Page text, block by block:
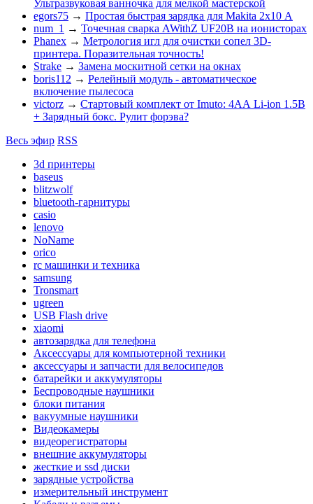
Ультразвуковая ванночка для мелкой мастерской
egors75 → Простая быстрая зарядка для Makita 2х10 А
num_1 → Точечная сварка AWithZ UF20B на ионисторах
Phanex → Метрология игл для очистки сопел 3D-
принтера. Поразительная точность!
Strake → Замена москитной сетки на окнах
boris112 → Релейный модуль - автоматическое
включение пылесоса
victorz → Стартовый комплект от Imuto: 4АА Li-ion 1.5В
+ Зарядный бокс. Рулит форэва?
Весь эфир RSS
3d принтеры
baseus
blitzwolf
bluetooth-гарнитуры
casio
lenovo
NoName
orico
rc машинки и техника
samsung
Tronsmart
ugreen
USB Flash drive
xiaomi
автозарядка для телефона
Аксессуары для компьютерной техники
аксессуары и запчасти для велосипедов
батарейки и аккумуляторы
Беспроводные наушники
блоки питания
вакуумные наушники
Видеокамеры
видеорегистраторы
внешние аккумуляторы
жесткие и ssd диски
зарядные устройства
измерительный инструмент